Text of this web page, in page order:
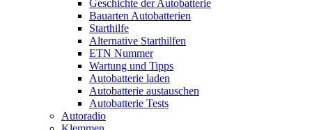
Geschichte der Autobatterie
Bauarten Autobatterien
Starthilfe
Alternative Starthilfen
ETN Nummer
Wartung und Tipps
Autobatterie laden
Autobatterie austauschen
Autobatterie Tests
Autoradio